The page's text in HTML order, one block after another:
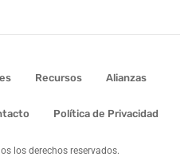
Recursos Alianzas
Política de Privacidad
los derechos reservados.